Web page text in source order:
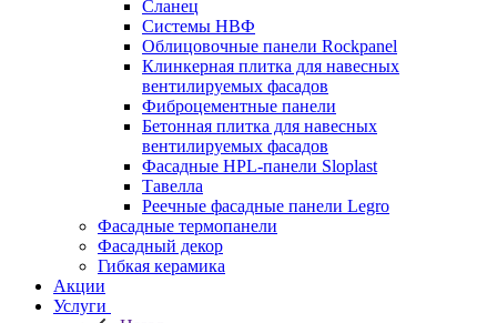
Сланец
Системы НВФ
Облицовочные панели Rockpanel
Клинкерная плитка для навесных
вентилируемых фасадов
Фиброцементные панели
Бетонная плитка для навесных
вентилируемых фасадов
Фасадные HPL-панели Sloplast
Тавелла
Реечные фасадные панели Legro
Фасадные термопанели
Фасадный декор
Гибкая керамика
Акции
Услуги